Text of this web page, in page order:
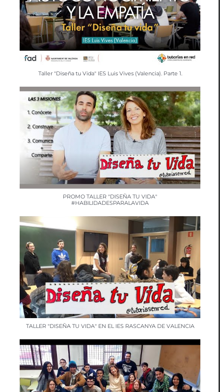
Taller "Diseña tu Vida" IES Luis Vives (Valencia). Parte 1.
PROMO TALLER "DISEÑA TU VIDA"
#HABILIDADESPARALAVIDA
TALLER "DISEÑA TU VIDA" EN EL IES RASCANYA DE VALENCIA